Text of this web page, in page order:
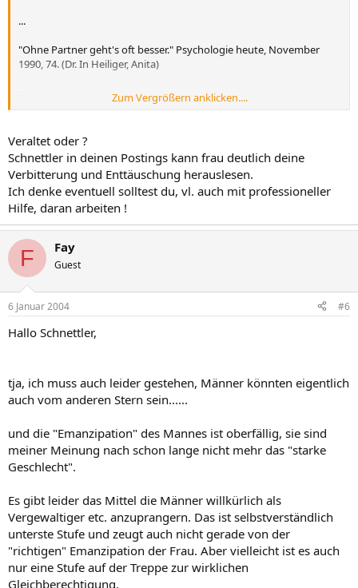
...
"Ohne Partner geht's oft besser." Psychologie heute, November
1990, 74. (Dr. In Heiliger, Anita)
Zum Vergrößern anklicken....
Veraltet oder ?
Schnettler in deinen Postings kann frau deutlich deine
Verbitterung und Enttäuschung herauslesen.
Ich denke eventuell solltest du, vl. auch mit professioneller
Hilfe, daran arbeiten !
F Fay
Guest
6 Januar 2004 #6
Hallo Schnettler,
tja, ich muss auch leider gestehen, Männer könnten eigentlich
auch vom anderen Stern sein......
und die "Emanzipation" des Mannes ist oberfällig, sie sind
meiner Meinung nach schon lange nicht mehr das "starke
Geschlecht".
Es gibt leider das Mittel die Männer willkürlich als
Vergewaltiger etc. anzuprangern. Das ist selbstverständlich
unterste Stufe und zeugt auch nicht gerade von der
"richtigen" Emanzipation der Frau. Aber vielleicht ist es auch
nur eine Stufe auf der Treppe zur wirklichen
Gleichberechtigung.